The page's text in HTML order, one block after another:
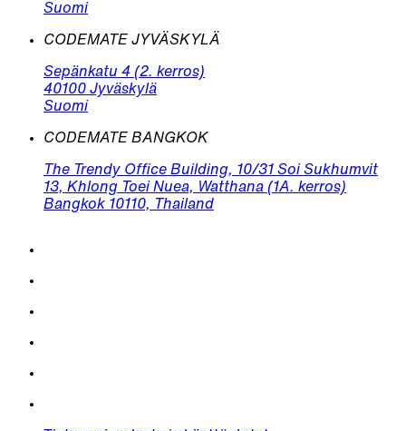
Suomi
CODEMATE JYVÄSKYLÄ
Sepänkatu 4 (2. kerros)
40100 Jyväskylä
Suomi
CODEMATE BANGKOK
The Trendy Office Building, 10/31 Soi Sukhumvit
13, Khlong Toei Nuea, Watthana (1A. kerros)
Bangkok 10110, Thailand